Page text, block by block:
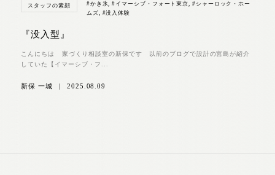
スタッフの素顔 #かき氷,#イマーシブ・フォート東京, #シャーロック・ホー
ムズ, #没入体験
『没入型』
こんにちは 家づくり相談室の新保です 以前のブログで設計の宮島が紹介
していた【イマーシブ・フ...
新保 一城 2025.08.09